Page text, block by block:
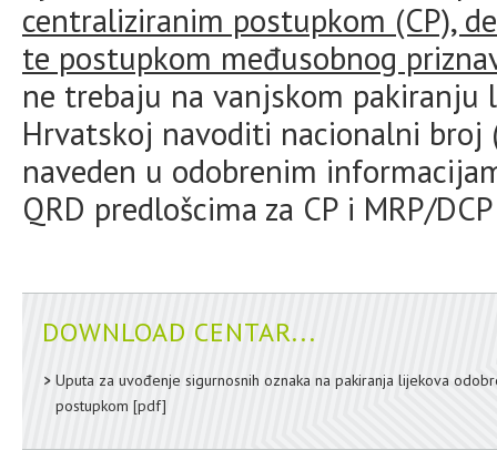
centraliziranim postupkom (CP),
te postupkom međusobnog
ne trebaju na vanjskom pakiranju
Hrvatskoj navoditi nacionalni broj
naveden u odobrenim
QRD predlošcima za CP i MRP/
DOWNLOAD CENTAR...
Uputa za uvođenje sigurnosnih oznaka na pakiranja lijekova
postupkom [pdf]